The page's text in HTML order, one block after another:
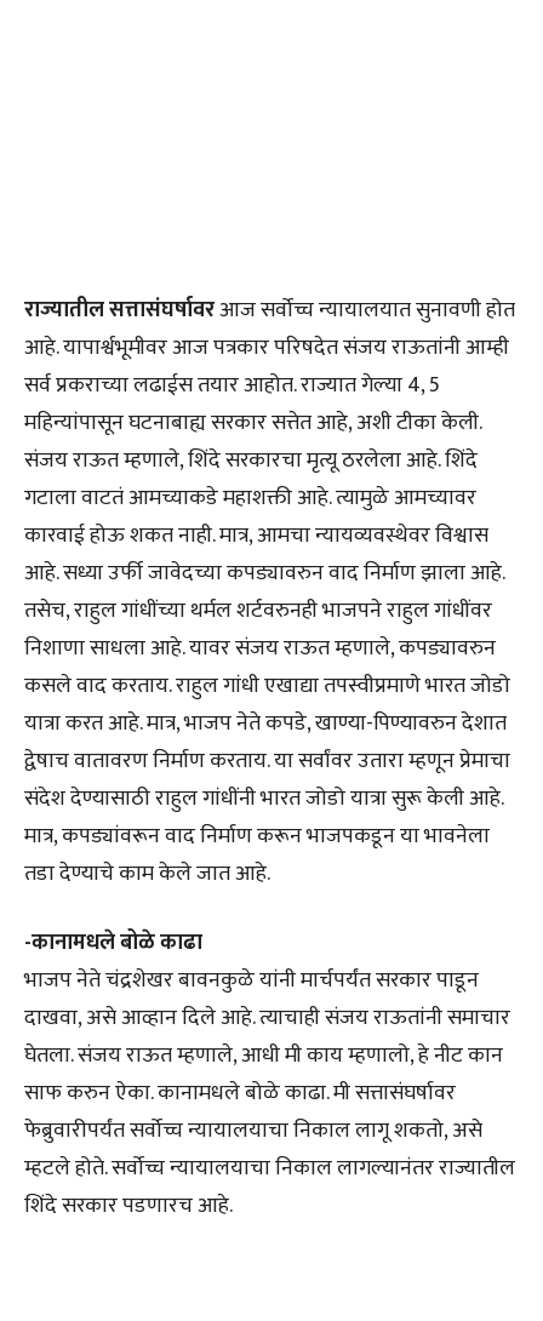
राज्यातील सत्तासंघर्षावरआज सर्वोच्च न्यायालयात सुनावणी होत
आहे. यापार्श्वभूमीवर आज पत्रकार परिषदेत संजय राऊतांनी आम्ही
सर्व प्रकराच्या लढाईस तयार आहोत. राज्यात गेल्या 4, 5
महिन्यांपासून घटनाबाह्य सरकार सत्तेत आहे, अशी टीका केली.
संजय राऊत म्हणाले, शिंदे सरकारचा मृत्यू ठरलेला आहे. शिंदे
गटाला वाटतं आमच्याकडे महाशक्ती आहे. त्यामुळे आमच्यावर
कारवाई होऊ शकत नाही. मात्र, आमचा न्यायव्यवस्थेवर विश्वास
आहे. सध्या उर्फी जावेदच्या कपड्यावरुन वाद निर्माण झाला आहे.
तसेच, राहुल गांधींच्या थर्मल शर्टवरुनही भाजपने राहुल गांधींवर
निशाणा साधला आहे. यावर संजय राऊत म्हणाले, कपड्यावरुन
कसले वाद करताय. राहुल गांधी एखाद्या तपस्वीप्रमाणे भारत जोडो
यात्रा करत आहे. मात्र, भाजप नेते कपडे, खाण्या-पिण्यावरुन देशात
द्वेषाच वातावरण निर्माण करताय. या सर्वांवर उतारा म्हणून प्रेमाचा
संदेश देण्यासाठी राहुल गांधींनी भारत जोडो यात्रा सुरू केली आहे.
मात्र, कपड्यांवरून वाद निर्माण करून भाजपकडून या भावनेला
तडा देण्याचे काम केले जात आहे.
-कानामधले बोळे काढा
भाजप नेते चंद्रशेखर बावनकुळे यांनी मार्चपर्यंत सरकार पाडून
दाखवा, असे आव्हान दिले आहे. त्याचाही संजय राऊतांनी समाचार
घेतला. संजय राऊत म्हणाले, आधी मी काय म्हणालो, हे नीट कान
साफ करुन ऐका. कानामधले बोळे काढा. मी सत्तासंघर्षावर
फेब्रुवारीपर्यंत सर्वोच्च न्यायालयाचा निकाल लागू शकतो, असे
म्हटले होते. सर्वोच्च न्यायालयाचा निकाल लागल्यानंतर राज्यातील
शिंदे सरकार पडणारच आहे.